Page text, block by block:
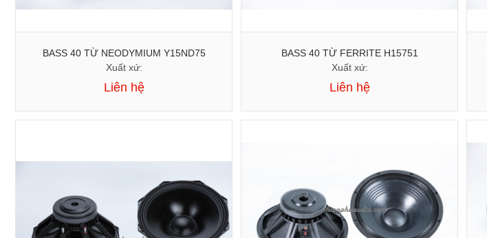
BASS 40 TỪ NEODYMIUM Y15ND75
Xuất xứ:
Liên hệ
BASS 40 TỪ FERRITE H15751
Xuất xứ:
Liên hệ